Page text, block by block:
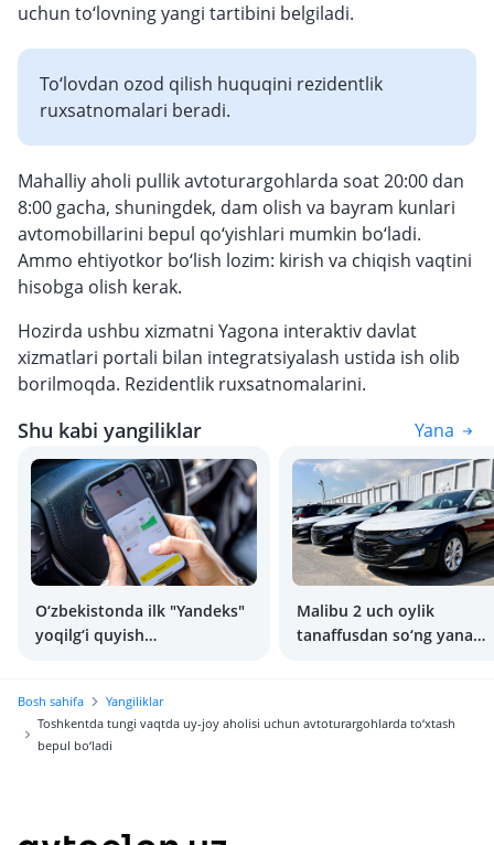
uchun to‘lovning yangi tartibini belgiladi.
To‘lovdan ozod qilish huquqini rezidentlik
ruxsatnomalari beradi.
Mahalliy aholi pullik avtoturargohlarda soat 20:00 dan
8:00 gacha, shuningdek, dam olish va bayram kunlari
avtomobillarini bepul qo‘yishlari mumkin bo‘ladi.
Ammo ehtiyotkor bo‘lish lozim: kirish va chiqish vaqtini
hisobga olish kerak.
Hozirda ushbu xizmatni Yagona interaktiv davlat
xizmatlari portali bilan integratsiyalash ustida ish olib
borilmoqda. Rezidentlik ruxsatnomalarini.
Shu kabi yangiliklar Yana
O‘zbekistonda ilk "Yandeks"
yoqilg‘i quyish
Malibu 2 uch oylik
tanaffusdan so‘ng yana
Bosh sahifa
Yangiliklar
Toshkentda tungi vaqtda uy-joy aholisi uchun avtoturargohlarda to‘xtash
bepul bo‘ladi